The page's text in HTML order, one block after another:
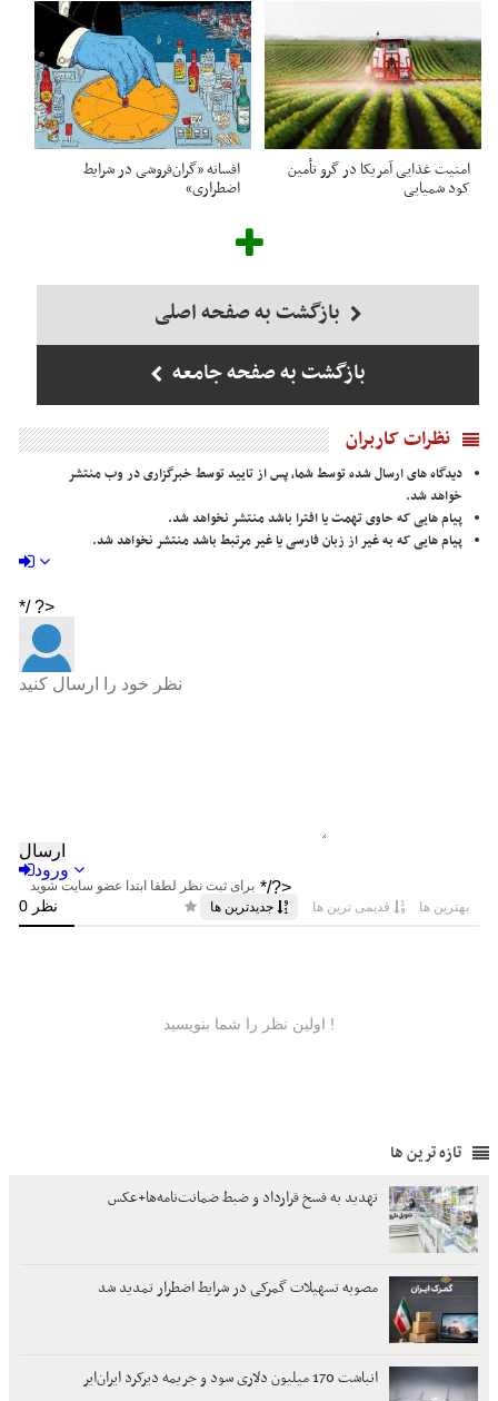
امنیت غذایی آمریکا در گرو تأمین
کود شمیایی
افسانه «گران‌فروشی در شرایط
اضطراری»
بازگشت به صفحه اصلی
بازگشت به صفحه جامعه
نظرات کاربران
دیدگاه های ارسال شده توسط شما، پس از تایید توسط خبرگزاری در وب منتشر
خواهد شد.
پیام هایی که حاوی تهمت یا افترا باشد منتشر نخواهد شد.
پیام هایی که به غیر از زبان فارسی یا غیر مرتبط باشد منتشر نخواهد شد.
تازه ترین ها
تهدید به فسخ قرارداد و ضبط ضمانت‌نامه‌ها+عکس
مصوبه تسهیلات گمرکی در شرایط اضطرار تمدید شد
انباشت 170 میلیون دلاری سود و جریمه دیرکرد ایران‌ایر